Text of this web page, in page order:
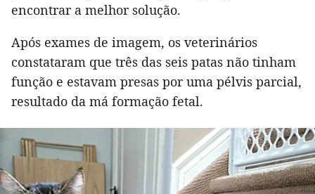
encontrar a melhor solução.
Após exames de imagem, os veterinários
constataram que três das seis patas não tinham
função e estavam presas por uma pélvis parcial,
resultado da má formação fetal.